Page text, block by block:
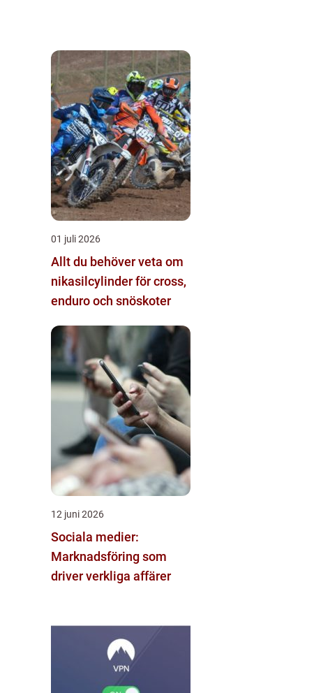
01 juli 2026
Allt du behöver veta om
nikasilcylinder för cross,
enduro och snöskoter
12 juni 2026
Sociala medier:
Marknadsföring som
driver verkliga affärer